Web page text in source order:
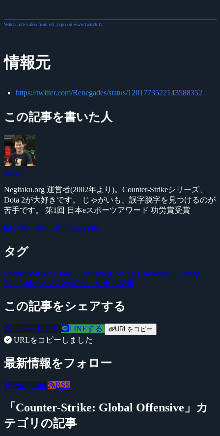
Watch live video from esl_csgo on www.twitch.tv
情報元
https://twitter.com/Renegades/status/1201773522143588352
この記事を書いた人
Yossy
Negitaku.org 運営者(2002年より)。Counter-Strikeシリーズ、
Dota 2が大好きです。 じゃがいも、誤字脱字を見つけるのが
苦手です。 第1回 日本eスポーツアワード 功労賞受賞
記事一覧へ @YossyFPS
タグ
Counter-Strike: Global Offensive(CS:GO) Grayhound Gaming
Renegades メンバー加入・変更・移籍
この記事をシェアする
ツイートする LINEする URLをコピー
URLをコピーしました
最新情報をフォロー
@negitaku RSS
「Counter-Strike: Global Offensive」カ
テゴリの記事